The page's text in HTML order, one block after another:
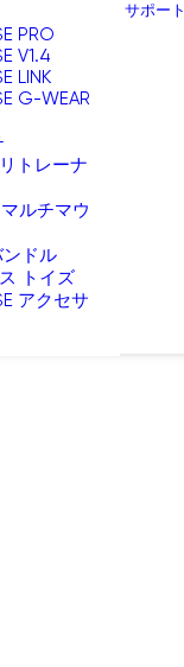
PRO
V1.4
LINK
G-WEAR
トレーナ
ルチマウ
ドル
トイズ
アクセサ
サポート